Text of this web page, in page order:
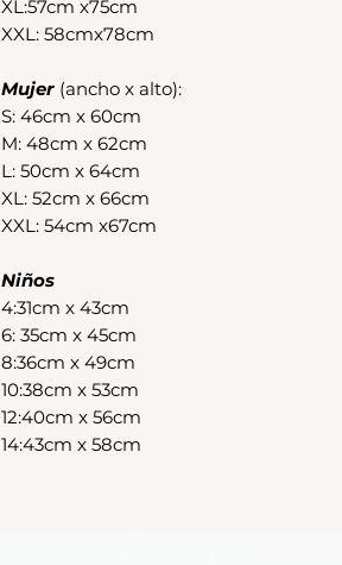
XL:57cm x75cm
XXL: 58cmx78cm
Mujer (ancho x alto):
S: 46cm x 60cm
M: 48cm x 62cm
L: 50cm x 64cm
XL: 52cm x 66cm
XXL: 54cm x67cm
Niños
4:31cm x 43cm
6: 35cm x 45cm
8:36cm x 49cm
10:38cm x 53cm
12:40cm x 56cm
14:43cm x 58cm